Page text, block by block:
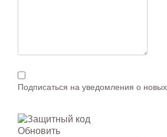
Подписаться на уведомления о
Обновить